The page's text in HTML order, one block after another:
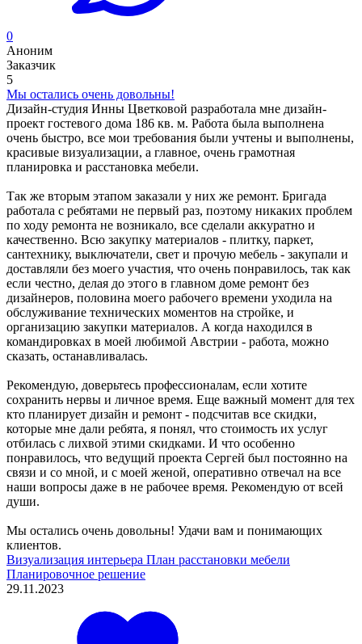
0
Аноним
Заказчик
5
Мы остались очень довольны!
Дизайн-студия Инны Цветковой разработала мне дизайн-
проект гостевого дома 186 кв. м. Работа была выполнена
очень быстро, все мои требования были учтены и выполнены,
красивые визуализации, а главное, очень грамотная
планировка и расстановка мебели.
Так же вторым этапом заказали у них же ремонт. Бригада
работала с ребятами не первый раз, поэтому никаких проблем
по ходу ремонта не возникало, все сделали аккуратно и
качественно. Всю закупку материалов - плитку, паркет,
сантехнику, выключатели, свет и прочую мебель - закупали и
доставляли без моего участия, что очень понравилось, так как
если честно, делая до этого в главном доме ремонт без
дизайнеров, половина моего рабочего времени уходила на
обслуживание технических моментов на стройке, и
организацию закупки материалов. А когда находился в
командировках в моей любимой Австрии - работа, можно
сказать, останавливалась.
Рекомендую, доверьтесь профессионалам, если хотите
сохранить нервы и личное время. Еще важный момент для тех
кто планирует дизайн и ремонт - подсчитав все скидки,
которые мне дали ребята, я понял, что стоимость их услуг
отбилась с лихвой этими скидками. И что особенно
понравилось, что ведущий проекта Сергей был постоянно на
связи и со мной, и с моей женой, оперативно отвечал на все
наши вопросы даже в не рабочее время. Рекомендую от всей
души.
Мы остались очень довольны! Удачи вам и понимающих
клиентов.
Визуализация интерьера План расстановки мебели
Планировочное решение
29.11.2023